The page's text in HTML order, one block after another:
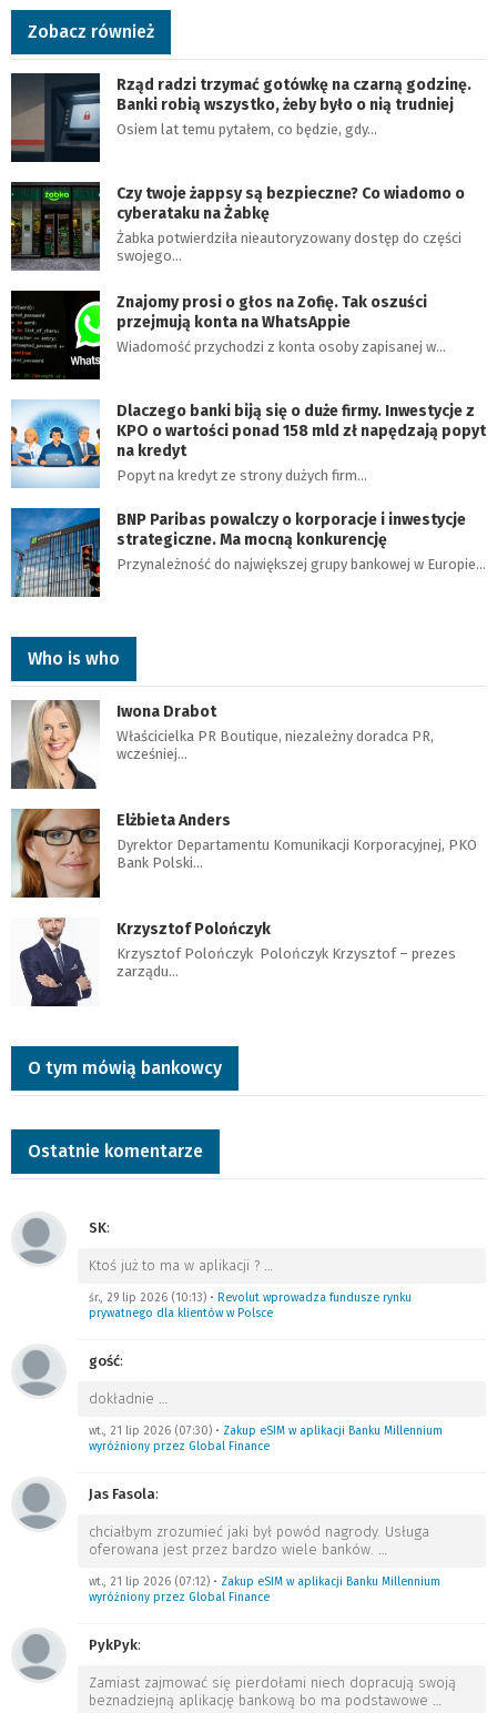
Zobacz również
Rząd radzi trzymać gotówkę na czarną godzinę.
Banki robią wszystko, żeby było o nią trudniej
Osiem lat temu pytałem, co będzie, gdy…
Czy twoje żappsy są bezpieczne? Co wiadomo o
cyberataku na Żabkę
Żabka potwierdziła nieautoryzowany dostęp do części
swojego…
Znajomy prosi o głos na Zofię. Tak oszuści
przejmują konta na WhatsAppie
Wiadomość przychodzi z konta osoby zapisanej w…
Dlaczego banki biją się o duże firmy. Inwestycje z
KPO o wartości ponad 158 mld zł napędzają popyt
na kredyt
Popyt na kredyt ze strony dużych firm…
BNP Paribas powalczy o korporacje i inwestycje
strategiczne. Ma mocną konkurencję
Przynależność do największej grupy bankowej w Europie…
Who is who
Iwona Drabot
Właścicielka PR Boutique, niezależny doradca PR,
wcześniej…
Elżbieta Anders
Dyrektor Departamentu Komunikacji Korporacyjnej, PKO
Bank Polski…
Krzysztof Polończyk
Krzysztof Polończyk Polończyk Krzysztof – prezes
zarządu…
O tym mówią bankowcy
Ostatnie komentarze
SK:
Ktoś już to ma w aplikacji ? …
śr., 29 lip 2026 (10:13) • Revolut wprowadza fundusze rynku
prywatnego dla klientów w Polsce
gość:
dokładnie …
wt., 21 lip 2026 (07:30) • Zakup eSIM w aplikacji Banku Millennium
wyróżniony przez Global Finance
Jas Fasola:
chciałbym zrozumieć jaki był powód nagrody. Usługa
oferowana jest przez bardzo wiele banków. …
wt., 21 lip 2026 (07:12) • Zakup eSIM w aplikacji Banku Millennium
wyróżniony przez Global Finance
PykPyk:
Zamiast zajmować się pierdołami niech dopracują swoją
beznadziejną aplikację bankową bo ma podstawowe …